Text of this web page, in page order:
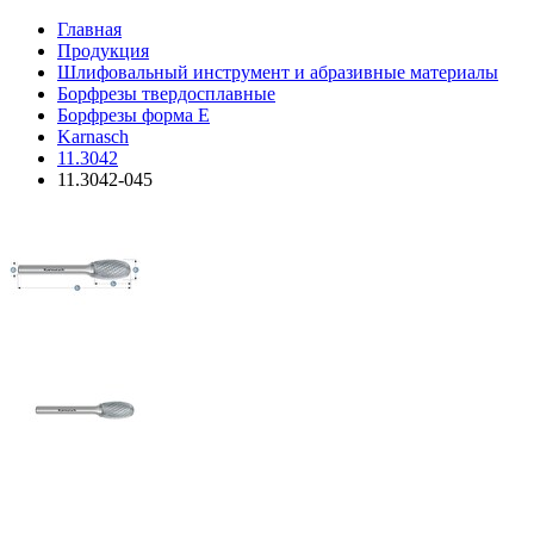
Главная
Продукция
Шлифовальный инструмент и абразивные материалы
Борфрезы твердосплавные
Борфрезы форма E
Karnasch
11.3042
11.3042-045